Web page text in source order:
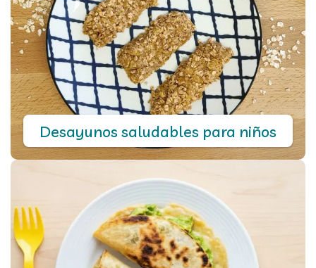
Desayunos saludables para niños